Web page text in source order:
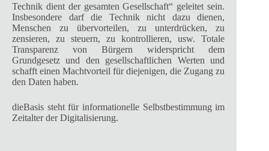
Technik dient der gesamten Gesellschaft“ geleitet sein.
Insbesondere darf die Technik nicht dazu dienen,
Menschen zu übervorteilen, zu unterdrücken, zu
zensieren, zu steuern, zu kontrollieren, usw. Totale
Transparenz von Bürgern widerspricht dem
Grundgesetz und den gesellschaftlichen Werten und
schafft einen Machtvorteil für diejenigen, die Zugang zu
den Daten haben.
dieBasis steht für informationelle Selbstbestimmung im
Zeitalter der Digitalisierung.